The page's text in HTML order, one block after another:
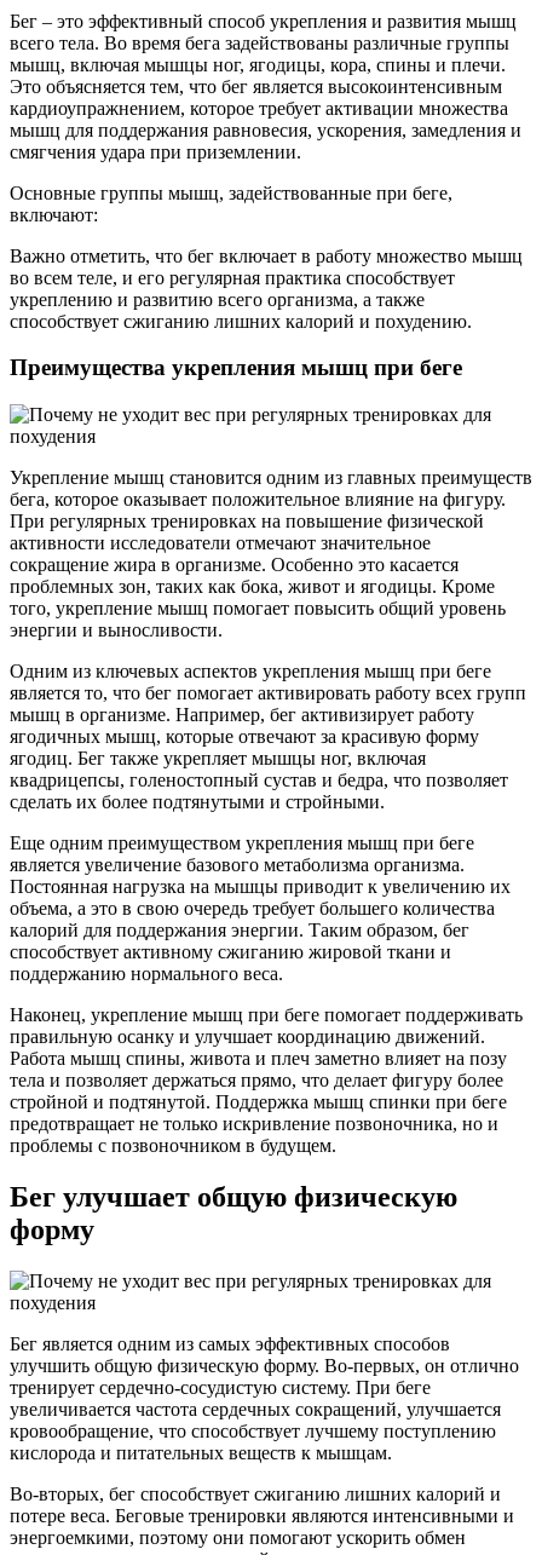
Бег – это эффективный способ укрепления и развития мышц
всего тела. Во время бега задействованы различные группы
мышц, включая мышцы ног, ягодицы, кора, спины и плечи.
Это объясняется тем, что бег является высокоинтенсивным
кардиоупражнением, которое требует активации множества
мышц для поддержания равновесия, ускорения, замедления и
смягчения удара при приземлении.
Основные группы мышц, задействованные при беге,
включают:
Важно отметить, что бег включает в работу множество мышц
во всем теле, и его регулярная практика способствует
укреплению и развитию всего организма, а также
способствует сжиганию лишних калорий и похудению.
Преимущества укрепления мышц при беге
Укрепление мышц становится одним из главных преимуществ
бега, которое оказывает положительное влияние на фигуру.
При регулярных тренировках на повышение физической
активности исследователи отмечают значительное
сокращение жира в организме. Особенно это касается
проблемных зон, таких как бока, живот и ягодицы. Кроме
того, укрепление мышц помогает повысить общий уровень
энергии и выносливости.
Одним из ключевых аспектов укрепления мышц при беге
является то, что бег помогает активировать работу всех групп
мышц в организме. Например, бег активизирует работу
ягодичных мышц, которые отвечают за красивую форму
ягодиц. Бег также укрепляет мышцы ног, включая
квадрицепсы, голеностопный сустав и бедра, что позволяет
сделать их более подтянутыми и стройными.
Еще одним преимуществом укрепления мышц при беге
является увеличение базового метаболизма организма.
Постоянная нагрузка на мышцы приводит к увеличению их
объема, а это в свою очередь требует большего количества
калорий для поддержания энергии. Таким образом, бег
способствует активному сжиганию жировой ткани и
поддержанию нормального веса.
Наконец, укрепление мышц при беге помогает поддерживать
правильную осанку и улучшает координацию движений.
Работа мышц спины, живота и плеч заметно влияет на позу
тела и позволяет держаться прямо, что делает фигуру более
стройной и подтянутой. Поддержка мышц спинки при беге
предотвращает не только искривление позвоночника, но и
проблемы с позвоночником в будущем.
Бег улучшает общую физическую
форму
Бег является одним из самых эффективных способов
улучшить общую физическую форму. Во-первых, он отлично
тренирует сердечно-сосудистую систему. При беге
увеличивается частота сердечных сокращений, улучшается
кровообращение, что способствует лучшему поступлению
кислорода и питательных веществ к мышцам.
Во-вторых, бег способствует сжиганию лишних калорий и
потере веса. Беговые тренировки являются интенсивными и
энергоемкими, поэтому они помогают ускорить обмен